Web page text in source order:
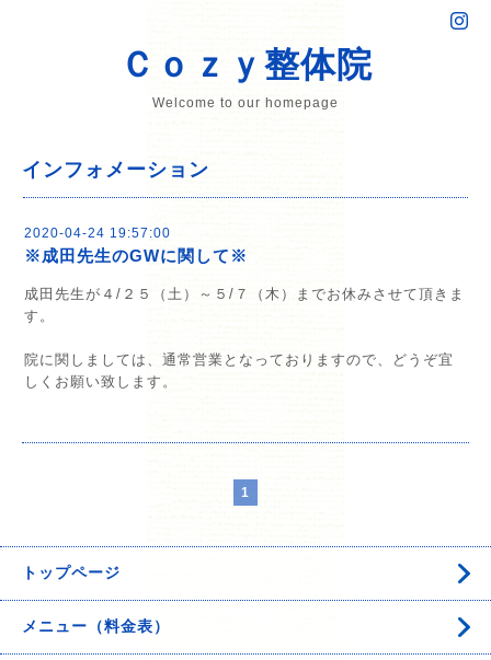
Ｃｏｚｙ整体院
Welcome to our homepage
インフォメーション
2020-04-24 19:57:00
※成田先生のGWに関して※
成田先生が４/２５（土）～５/７（木）までお休みさせて頂きま
す。
院に関しましては、通常営業となっておりますので、どうぞ宜
しくお願い致します。
1
トップページ
メニュー（料金表）